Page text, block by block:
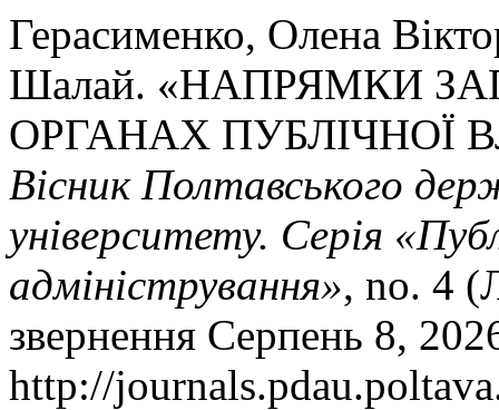
Герасименко, Олена
Шалай. «НАПРЯМКИ
ОРГАНАХ ПУБЛІЧНОЇ
Вісник Полтавського
університету. Серія
адміністрування», no. 4
звернення Серпень 8,
http://